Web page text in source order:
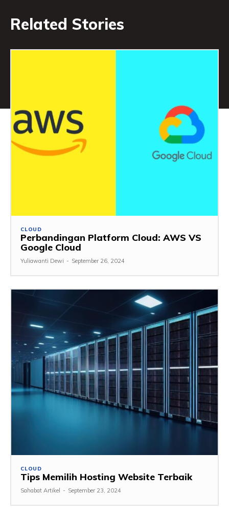
Related Stories
CLOUD
Perbandingan Platform Cloud: AWS VS
Google Cloud
Yuliawanti Dewi - September 26, 2024
CLOUD
Tips Memilih Hosting Website Terbaik
Sahabat Artikel - September 23, 2024